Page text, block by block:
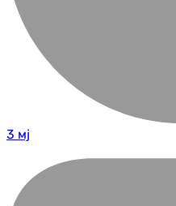
3 мј